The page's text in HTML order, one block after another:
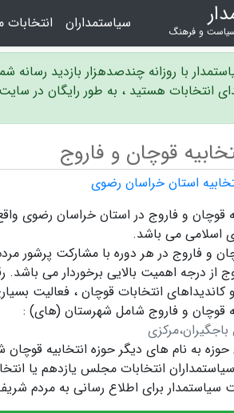
سیاست و فرهنگ سیاستمداران
با روزانه چندصدهزار بازدید رسانه
انتخابات هستید ، به طور رایگان در سایت
قوچان و فاروج
استان خراسان رضوی
اسلامی می باشد.
و فاروج در هر دوره با مشارکت پرشور
از درجه اهمیت بالایی برخوردار می باشد.
کاندیداهای انتخابات قوچان ، فعالیت
قوچان و فاروج شامل شهرستان (های) :
به نام های دیگر حوزه انتخابیه قوچان
برای اطلاع رسانی به مردم شریف